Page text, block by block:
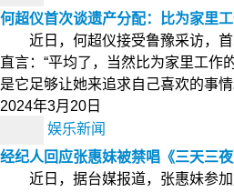
何超仪首次谈遗产分配：比为家里
近日，何超仪接受鲁豫采访，首
直言：“平均了，当然比为家里工作
是它足够让她来追求自己喜欢的事
2024年3月20日
娱乐新闻
经纪人回应张惠妹被禁唱《三天三
近日，据台媒报道，张惠妹参加